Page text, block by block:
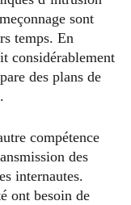
sont
temps. En
considérablement
des plans de
compétence
des
internautes.
ont besoin de